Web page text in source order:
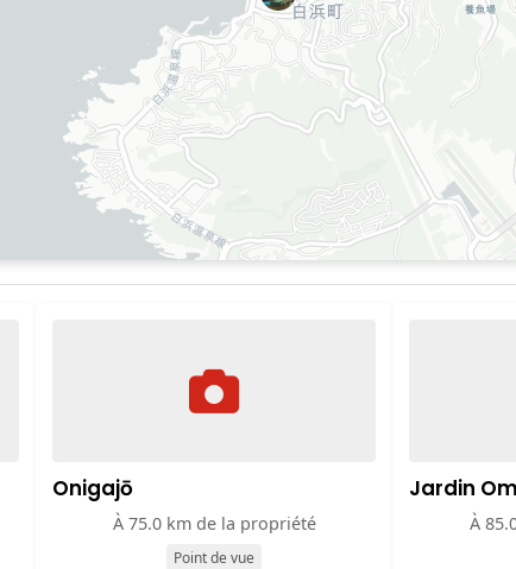
Onigajō
À 75.0 km de la propriété
Point de vue
Jardin
À